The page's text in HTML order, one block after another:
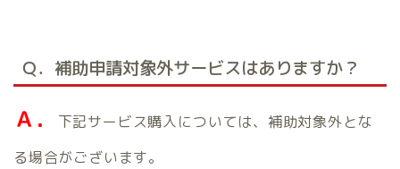
Ｑ．補助申請対象外サービスはありますか？
Ａ．
下記サービス購入については、補助対象外とな
る場合がございます。